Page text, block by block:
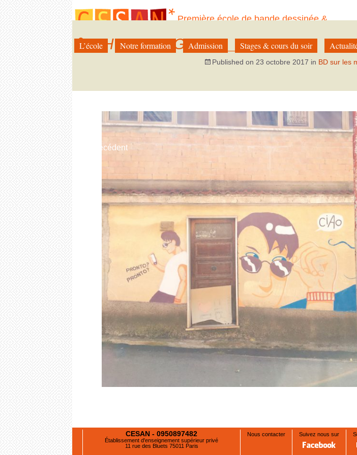
Première école de bande dessinée &
Aller
au
L’école Notre formation Admission Stages & cours du soir
THUMB_IMG_3294_1024
Published on 23 octobre 2017 in BD sur les
Précédent
CESAN - 0950897482
Établissement d'enseignement supérieur privé
11 rue des Bluets 75011 Paris
Nous contacter Suivez nous sur